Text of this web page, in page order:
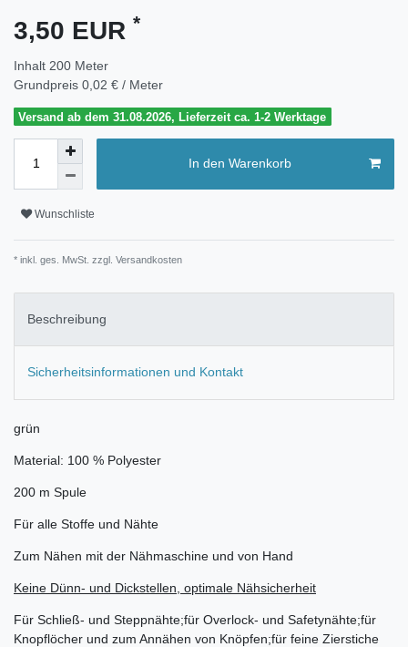
3,50 EUR *
Inhalt 200 Meter
Grundpreis 0,02 € / Meter
Versand ab dem 31.08.2026, Lieferzeit ca. 1-2 Werktage
In den Warenkorb
Wunschliste
* inkl. ges. MwSt. zzgl. Versandkosten
Beschreibung
Sicherheitsinformationen und Kontakt
grün
Material: 100 % Polyester
200 m Spule
Für alle Stoffe und Nähte
Zum Nähen mit der Nähmaschine und von Hand
Keine Dünn- und Dickstellen, optimale Nähsicherheit
Für Schließ- und Steppnähte;für Overlock- und Safetynähte;für
Knopflöcher und zum Annähen von Knöpfen;für feine Zierstiche